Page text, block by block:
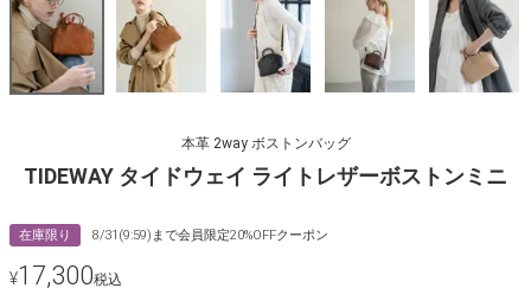
本革 2way ボストンバッグ
TIDEWAY タイドウェイ ライトレザーボストンミニ
在庫限り 8/31(9:59)まで会員限定20%OFFクーポン
¥17,300税込